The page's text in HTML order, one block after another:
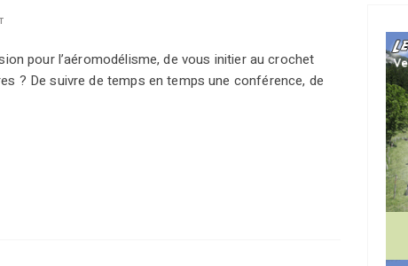
pour l’aéromodélisme, de vous initier au crochet
? De suivre de temps en temps une conférence, de